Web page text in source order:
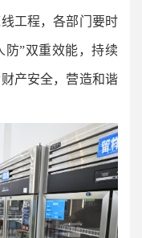
工程，各部门要时
防”双重效能，持续
产安全，营造和谐